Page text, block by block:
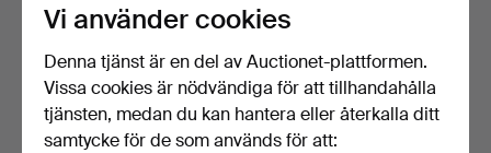
Vi använder cookies
Denna tjänst är en del av Auctionet-plattformen.
Vissa cookies är nödvändiga för att tillhandahålla
tjänsten, medan du kan hantera eller återkalla ditt
samtycke för de som används för att: